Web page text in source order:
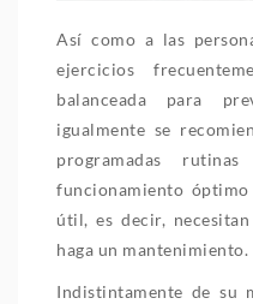
Así como a las
ejercicios
balanceada para
igualmente se
programadas
funcionamiento
útil, es decir,
haga un mantenimiento.
Indistintamente de su